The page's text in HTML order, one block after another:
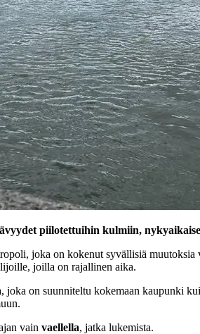
piilotettuihin kulmiin,
joka on kokenut syvällisiä muutoksia
joilla on rajallinen aika.
joka on suunniteltu kokemaan kaupunki
vain vaellella, jatka lukemista.